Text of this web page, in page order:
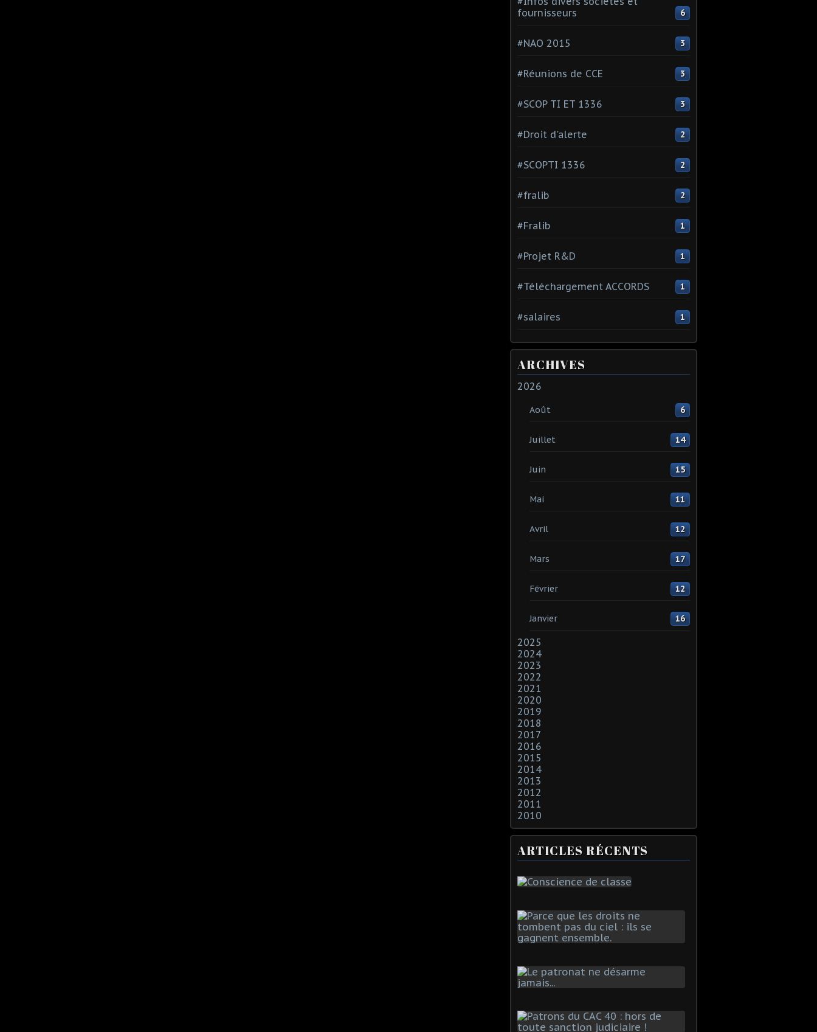
fournisseurs
6
#NAO 2015 3
#Réunions de CCE 3
#SCOP TI ET 1336 3
#Droit d'alerte 2
#SCOPTI 1336 2
#fralib 2
#Fralib 1
#Projet R&D 1
#Téléchargement ACCORDS 1
#salaires 1
ARCHIVES
2026
Août 6
Juillet 14
Juin 15
Mai 11
Avril 12
Mars 17
Février 12
Janvier 16
2025
2024
2023
2022
2021
2020
2019
2018
2017
2016
2015
2014
2013
2012
2011
2010
ARTICLES RÉCENTS